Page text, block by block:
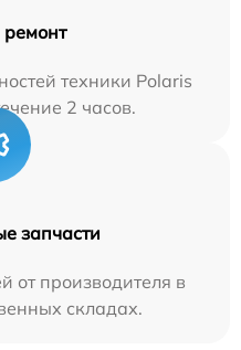
техники Polaris
2 часов.
запчасти
от производителя в
складах.